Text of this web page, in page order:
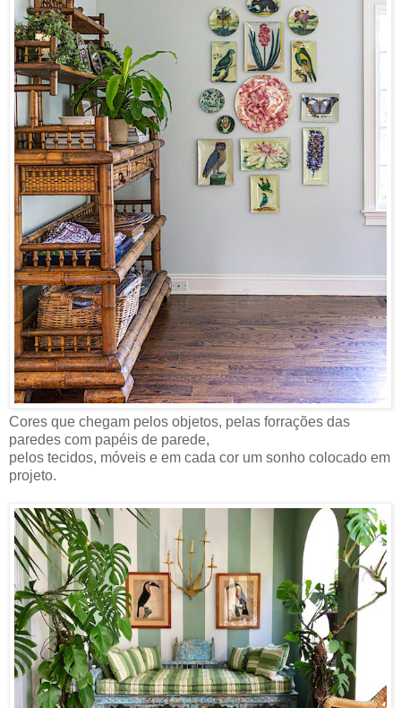
Cores que chegam pelos objetos, pelas forrações das
paredes com papéis de parede,
pelos tecidos, móveis e em cada cor um sonho colocado em
projeto.